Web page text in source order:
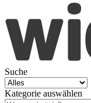
Suche
Kategorie auswählen